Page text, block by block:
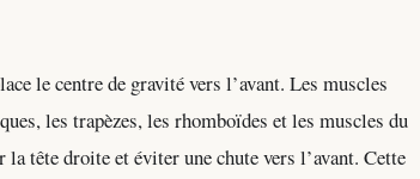
le centre de gravité vers l’avant. Les muscles
les trapèzes, les rhomboïdes et les muscles du
tête droite et éviter une chute vers l’avant. Cette